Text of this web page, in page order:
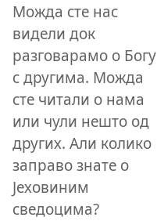
Можда сте нас
видели док
разговарамо о Богу
с другима. Можда
сте читали о нама
или чули нешто од
других. Али колико
заправо знате о
Јеховиним
сведоцима?